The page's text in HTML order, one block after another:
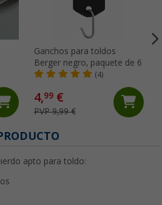
Ganchos para toldos
Berger negro, paquete de 6
(4)
4,99€
PVP 9,99 €
apto para toldo: